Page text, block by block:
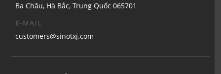
Ba Châu, Hà Bắc, Trung Quốc 065701
E-MAIL
customers@sinotxj.com